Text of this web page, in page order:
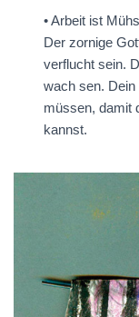
• Arbeit ist
Der zornige
verflucht sein.
wach­ sen. Dein
müssen, damit
kannst.